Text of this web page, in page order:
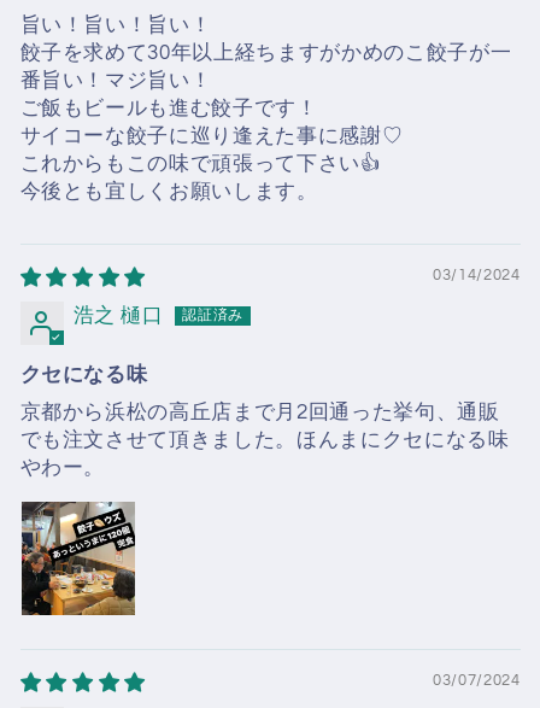
旨い！旨い！旨い！
餃子を求めて30年以上経ちますがかめのこ餃子が一
番旨い！マジ旨い！
ご飯もビールも進む餃子です！
サイコーな餃子に巡り逢えた事に感謝♡
これからもこの味で頑張って下さい👍
今後とも宜しくお願いします。
03/14/2024
浩之 樋口
クセになる味
京都から浜松の高丘店まで月2回通った挙句、通販
でも注文させて頂きました。ほんまにクセになる味
やわー。
03/07/2024